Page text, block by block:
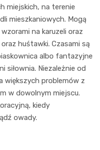
miejskich, na terenie
mieszkaniowych. Mogą
na karuzeli oraz
huśtawki. Czasami są
albo fantazyjne
siłownia. Niezależnie od
większych problemów z
w dowolnym miejscu.
kiedy
owady.